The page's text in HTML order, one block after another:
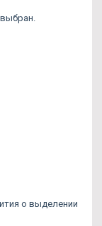
о выделении